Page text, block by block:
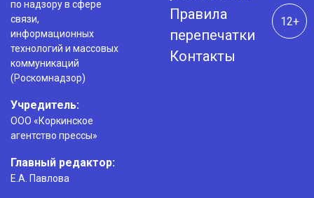
по надзору в сфере
связи,
информационных
технологий и массовых
коммуникаций
(Роскомнадзор)
Учредитель:
ООО «Коркинское
агентство прессы»
Главный редактор:
Е.А. Павлова
Правила
перепечатки
Контакты
12+